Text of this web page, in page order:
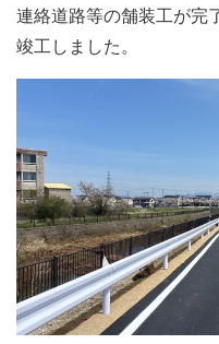
連絡道路等の舗装工が完
竣工しました。